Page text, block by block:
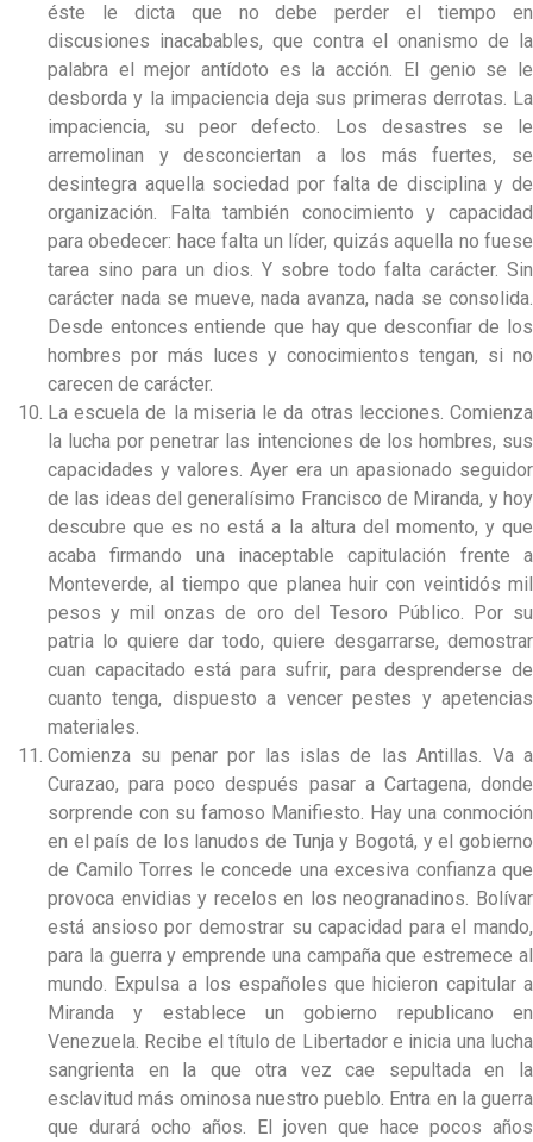
éste le dicta que no debe perder el tiempo en
discusiones inacabables, que contra el onanismo de la
palabra el mejor antídoto es la acción. El genio se le
desborda y la impaciencia deja sus primeras derrotas. La
impaciencia, su peor defecto. Los desastres se le
arremolinan y desconciertan a los más fuertes, se
desintegra aquella sociedad por falta de disciplina y de
organización. Falta también conocimiento y capacidad
para obedecer: hace falta un líder, quizás aquella no fuese
tarea sino para un dios. Y sobre todo falta carácter. Sin
carácter nada se mueve, nada avanza, nada se consolida.
Desde entonces entiende que hay que desconfiar de los
hombres por más luces y conocimientos tengan, si no
carecen de carácter.
La escuela de la miseria le da otras lecciones. Comienza
la lucha por penetrar las intenciones de los hombres, sus
capacidades y valores. Ayer era un apasionado seguidor
de las ideas del generalísimo Francisco de Miranda, y hoy
descubre que es no está a la altura del momento, y que
acaba firmando una inaceptable capitulación frente a
Monteverde, al tiempo que planea huir con veintidós mil
pesos y mil onzas de oro del Tesoro Público. Por su
patria lo quiere dar todo, quiere desgarrarse, demostrar
cuan capacitado está para sufrir, para desprenderse de
cuanto tenga, dispuesto a vencer pestes y apetencias
materiales.
Comienza su penar por las islas de las Antillas. Va a
Curazao, para poco después pasar a Cartagena, donde
sorprende con su famoso Manifiesto. Hay una conmoción
en el país de los lanudos de Tunja y Bogotá, y el gobierno
de Camilo Torres le concede una excesiva confianza que
provoca envidias y recelos en los neogranadinos. Bolívar
está ansioso por demostrar su capacidad para el mando,
para la guerra y emprende una campaña que estremece al
mundo. Expulsa a los españoles que hicieron capitular a
Miranda y establece un gobierno republicano en
Venezuela. Recibe el título de Libertador e inicia una lucha
sangrienta en la que otra vez cae sepultada en la
esclavitud más ominosa nuestro pueblo. Entra en la guerra
que durará ocho años. El joven que hace pocos años